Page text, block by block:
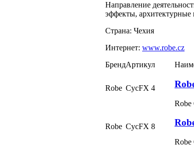
Направление
эффекты,
Страна: Чехия
Интернет: www.robe.cz
БрендАртикул
Robe CycFX 4
Robe CycFX 8